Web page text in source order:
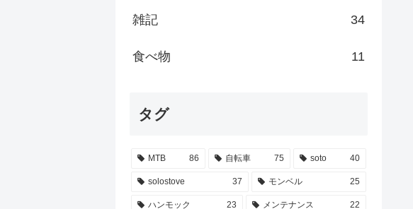
雑記 34
食べ物 11
タグ
MTB 86 自転車 75 soto 40
solostove 37 モンベル 25
ハンモック 23 メンテナンス 22